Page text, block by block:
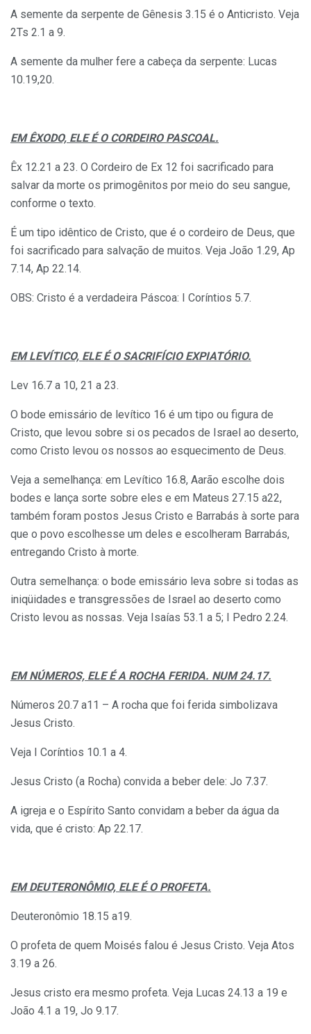
A semente da serpente de Gênesis 3.15 é o Anticristo. Veja
2Ts 2.1 a 9.
A semente da mulher fere a cabeça da serpente: Lucas
10.19,20.
EM ÊXODO, ELE É O CORDEIRO PASCOAL.
Êx 12.21 a 23. O Cordeiro de Ex 12 foi sacrificado para
salvar da morte os primogênitos por meio do seu sangue,
conforme o texto.
É um tipo idêntico de Cristo, que é o cordeiro de Deus, que
foi sacrificado para salvação de muitos. Veja João 1.29, Ap
7.14, Ap 22.14.
OBS: Cristo é a verdadeira Páscoa: I Coríntios 5.7.
EM LEVÍTICO, ELE É O SACRIFÍCIO EXPIATÓRIO.
Lev 16.7 a 10, 21 a 23.
O bode emissário de levítico 16 é um tipo ou figura de
Cristo, que levou sobre si os pecados de Israel ao deserto,
como Cristo levou os nossos ao esquecimento de Deus.
Veja a semelhança: em Levítico 16.8, Aarão escolhe dois
bodes e lança sorte sobre eles e em Mateus 27.15 a22,
também foram postos Jesus Cristo e Barrabás à sorte para
que o povo escolhesse um deles e escolheram Barrabás,
entregando Cristo à morte.
Outra semelhança: o bode emissário leva sobre si todas as
iniqüidades e transgressões de Israel ao deserto como
Cristo levou as nossas. Veja Isaías 53.1 a 5; I Pedro 2.24.
EM NÚMEROS, ELE É A ROCHA FERIDA. NUM 24.17.
Números 20.7 a11 – A rocha que foi ferida simbolizava
Jesus Cristo.
Veja I Coríntios 10.1 a 4.
Jesus Cristo (a Rocha) convida a beber dele: Jo 7.37.
A igreja e o Espírito Santo convidam a beber da água da
vida, que é cristo: Ap 22.17.
EM DEUTERONÔMIO, ELE É O PROFETA.
Deuteronômio 18.15 a19.
O profeta de quem Moisés falou é Jesus Cristo. Veja Atos
3.19 a 26.
Jesus cristo era mesmo profeta. Veja Lucas 24.13 a 19 e
João 4.1 a 19, Jo 9.17.